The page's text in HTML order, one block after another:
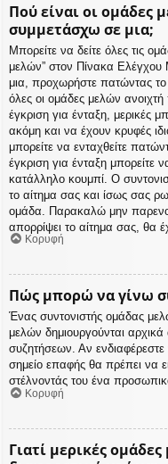
Πού είναι οι
συμμετάσχω σε μια;
Μπορείτε να δείτε όλες τις
μελών” στον Πίνακα Ελέγχου
μια, προχωρήστε πατώντας
όλες οι ομάδες μελών
έγκριση για ένταξη, μερικές
ακόμη και να έχουν κρυφές
μπορείτε να ενταχθείτε
έγκριση για ένταξη μπορείτε
κατάλληλο κουμπί. Ο
το αίτημα σας και ίσως σας
ομάδα. Παρακαλώ μην
απορρίψει το αίτημα σας, θα
Κορυφή
Πώς μπορώ να γίνω
Ένας συντονιστής ομάδας
μελών δημιουργούνται
συζητήσεων. Αν
σημείο επαφής θα πρέπει να
στέλνοντάς του ένα
Κορυφή
Γιατί μερικές